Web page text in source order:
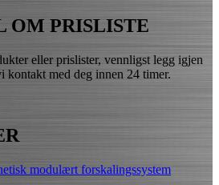
OM PRISLISTE
eller prislister, vennligst legg igjen
kontakt med deg innen 24 timer.